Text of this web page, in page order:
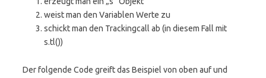
weist man den Variablen Werte zu
schickt man den Trackingcall ab (in diesem Fall mit
s.tl())
Der folgende Code greift das Beispiel von oben auf und